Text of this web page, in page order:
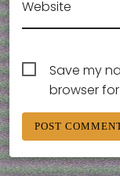
Website
Save my
browser